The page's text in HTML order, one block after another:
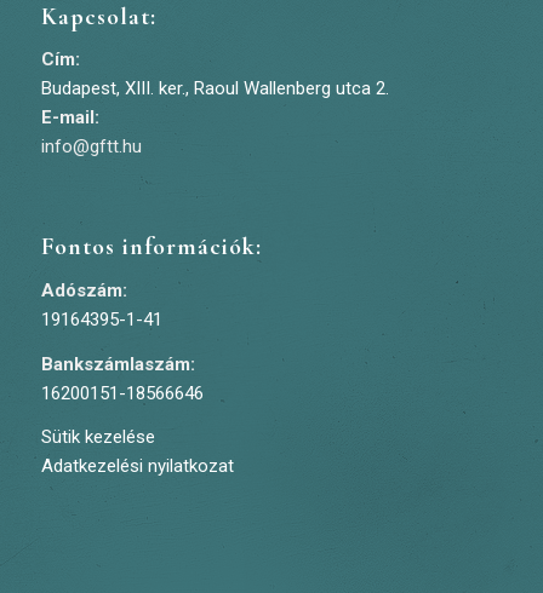
Kapcsolat:
Cím:
Budapest, XIII. ker., Raoul Wallenberg utca 2.
E-mail:
info@gftt.hu
Fontos információk:
Adószám:
19164395-1-41
Bankszámlaszám:
16200151-18566646
Sütik kezelése
Adatkezelési nyilatkozat